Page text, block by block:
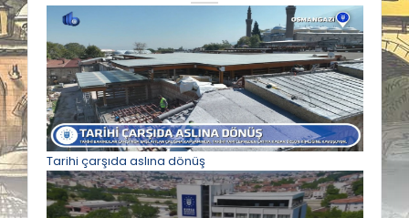
Tarihi çarşıda aslına dönüş